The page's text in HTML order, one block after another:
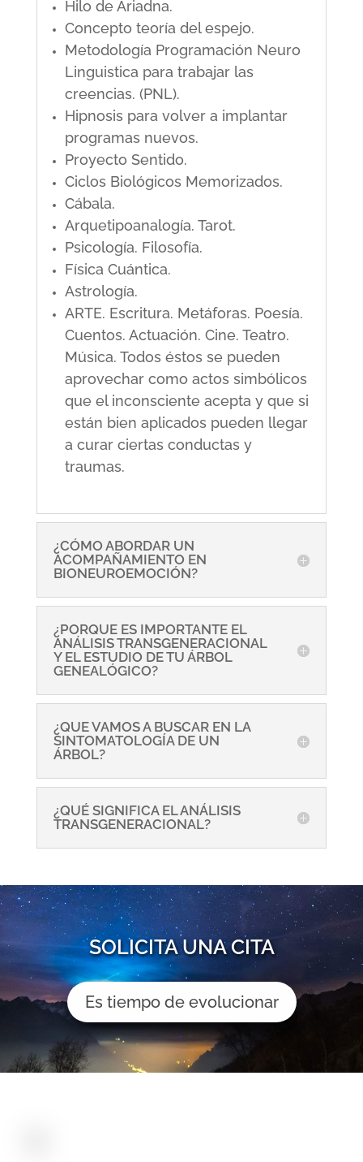
Hilo de Ariadna.
Concepto teoría del espejo.
Metodología Programación Neuro
Linguistica para trabajar las
creencias. (PNL).
Hipnosis para volver a implantar
programas nuevos.
Proyecto Sentido.
Ciclos Biológicos Memorizados.
Cábala.
Arquetipoanalogía. Tarot.
Psicología. Filosofía.
Física Cuántica.
Astrología.
ARTE. Escritura. Metáforas. Poesía.
Cuentos. Actuación. Cine. Teatro.
Música. Todos éstos se pueden
aprovechar como actos simbólicos
que el inconsciente acepta y que si
están bien aplicados pueden llegar
a curar ciertas conductas y
traumas.
¿CÓMO ABORDAR UN
ACOMPAÑAMIENTO EN
BIONEUROEMOCIÓN?
¿PORQUE ES IMPORTANTE EL
ANÁLISIS TRANSGENERACIONAL
Y EL ESTUDIO DE TU ÁRBOL
GENEALÓGICO?
¿QUE VAMOS A BUSCAR EN LA
SINTOMATOLOGÍA DE UN
ÁRBOL?
¿QUÉ SIGNIFICA EL ANÁLISIS
TRANSGENERACIONAL?
SOLICITA UNA CITA
Es tiempo de evolucionar